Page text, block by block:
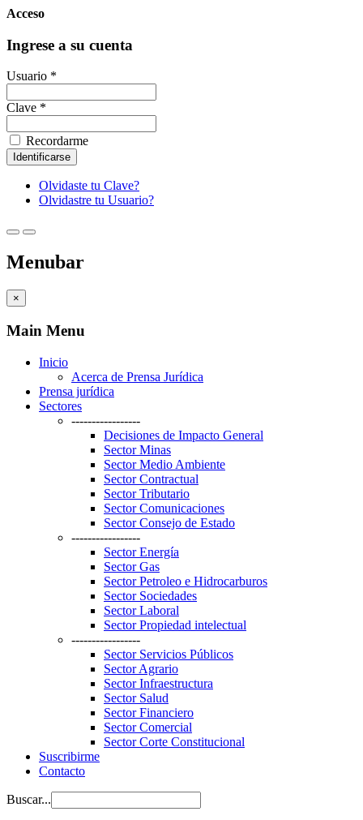
Acceso
Ingrese a su cuenta
Usuario *
Clave *
Recordarme
Olvidaste tu Clave?
Olvidastre tu Usuario?
Menubar
×
Main Menu
Inicio
Acerca de Prensa Jurídica
Prensa jurídica
Sectores
-----------------
Decisiones de Impacto General
Sector Minas
Sector Medio Ambiente
Sector Contractual
Sector Tributario
Sector Comunicaciones
Sector Consejo de Estado
-----------------
Sector Energía
Sector Gas
Sector Petroleo e Hidrocarburos
Sector Sociedades
Sector Laboral
Sector Propiedad intelectual
-----------------
Sector Servicios Públicos
Sector Agrario
Sector Infraestructura
Sector Salud
Sector Financiero
Sector Comercial
Sector Corte Constitucional
Suscribirme
Contacto
Buscar...